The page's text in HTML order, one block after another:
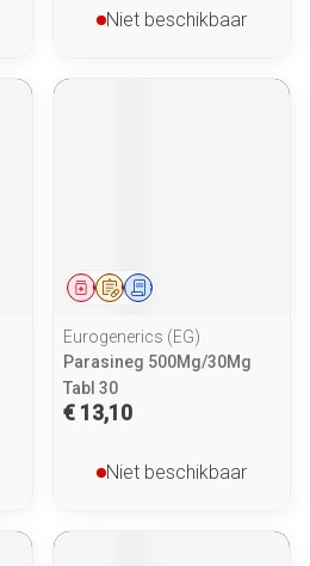
Niet beschikbaar
Op voorschrift
GeneesmiddelSchriftelijke aanvraag
Eurogenerics (EG)
Parasineg 500Mg/30Mg
Tabl 30
€ 13,10
Niet beschikbaar